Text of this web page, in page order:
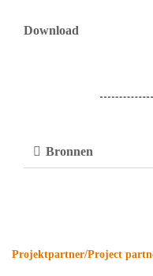
Download
Bronnen
Projektpartner/Project